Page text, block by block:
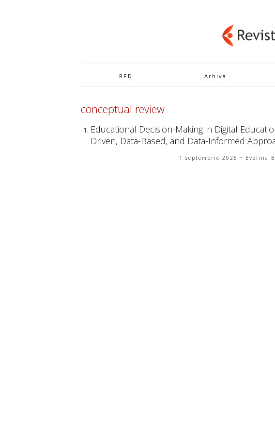
RPD Arhiva
conceptual review
Educational Decision-Making in Digital
Driven, Data-Based, and Data-Informed
1 septembrie 2025 • Evelina